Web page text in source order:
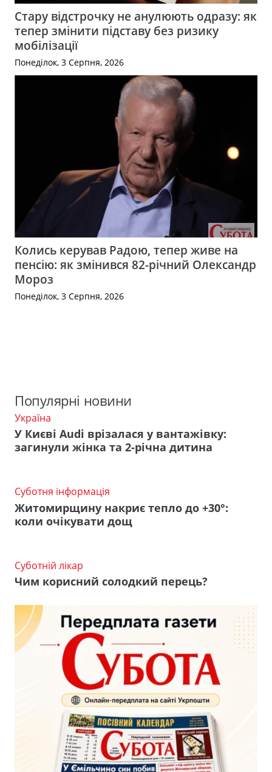
Стару відстрочку не анулюють одразу: як
тепер змінити підставу без ризику
мобілізації
Понеділок, 3 Серпня, 2026
Колись керував Радою, тепер живе на
пенсію: як змінився 82-річний Олександр
Мороз
Понеділок, 3 Серпня, 2026
Популярні новини
Україна
У Києві Audi врізалася у вантажівку:
загинули жінка та 2-річна дитина
Суботня інформація
Житомирщину накриє тепло до +30°:
коли очікувати дощ
Суботній лікар
Чим корисний солодкий перець?